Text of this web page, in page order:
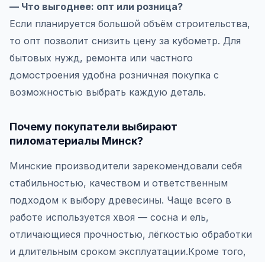
— Что выгоднее: опт или розница?
Если планируется большой объём строительства,
то опт позволит снизить цену за кубометр. Для
бытовых нужд, ремонта или частного
домостроения удобна розничная покупка с
возможностью выбрать каждую деталь.
Почему покупатели выбирают
пиломатериалы Минск?
Минские производители зарекомендовали себя
стабильностью, качеством и ответственным
подходом к выбору древесины. Чаще всего в
работе используется хвоя — сосна и ель,
отличающиеся прочностью, лёгкостью обработки
и длительным сроком эксплуатации.Кроме того,